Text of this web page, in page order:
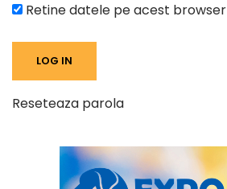
Retine datele pe acest browser
Reseteaza parola